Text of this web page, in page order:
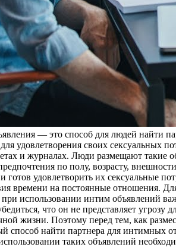
— этo способ для людей найти
удовлетворения своих
и журналах. Люди размещают такие
по полу, возрасту,
готов удовлетворить их сексуальные
времени на постоянные отношения.
использовании интим объявлений
что он не представляет
жизни. Поэтому перед тем, как
способ найти партнера для интимных
таких объявлений